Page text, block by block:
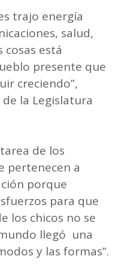
trajo energía
salud,
cosas está
presente que
creciendo”,
la Legislatura
de los
pertenecen a
porque
para que
los chicos no se
llegó una
y las formas”.